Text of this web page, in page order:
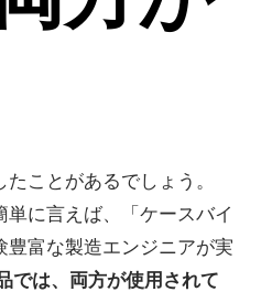
ことがあるでしょう。
単に言えば、「ケースバイ
富な製造エンジニアが実
では、両方が使用されて